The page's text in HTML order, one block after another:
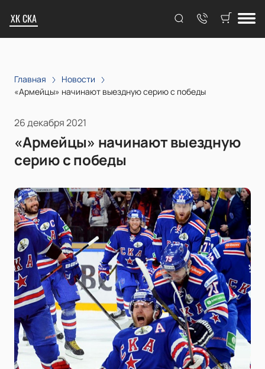
ХК СКА
Главная
Новости
«Армейцы» начинают выездную серию с победы
26 декабря 2021
«Армейцы» начинают выездную
серию с победы